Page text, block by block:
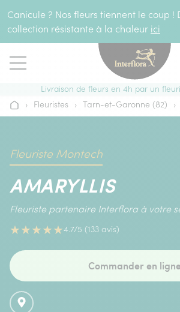
Canicule ? Nos fleurs tiennent le coup !
collection résistante à la chaleur ici
Livraison de fleurs en 4h par un
Accueil
› Fleuristes › Tarn-et-Garonne (82) ›
Fleuriste Montech
AMARYLLIS
Fleuriste partenaire Interflora à votre
★★★★★4.7/5 (133 avis)
Commander en ligne